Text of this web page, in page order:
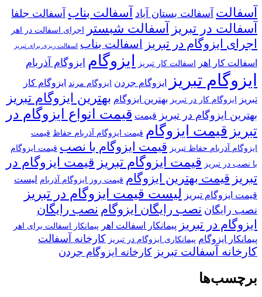
آسفالت آسفالت بستان آباد آسفالت بناب آسفالت جلفا
آسفالت در تبریز آسفالت شبستر اجرای اسفالت در اهر
اجرای ایزوگام در تبریز اسفالت بناب اسفالت ریزی برای تبریز
اسفالت کار اهر اسفالت کار تبریز ایزوگام ایزوگام آذربام
ایزوگام تبریز ایزوگام جردن ایزوگام مرند ایزوگام کار
تبریز ایزوگام کار در تبریز بهترین ایزوگام بهترین ایزوگام تبریز
بهترین ایزوگام در تبریز قیمت قیمت انواع ایزوگام در
تبریز قیمت ایزوگام قیمت ایزوگام آذربام حفاظ قیمت
ایزوگام آذربام حفاظ تبریز قیمت ایزوگام با نصب قیمت ایزوگام
با نصب در تبریز قیمت ایزوگام تبریز قیمت ایزوگام در
تبریز قیمت بهترین ایزوگام قیمت روز ایزوگام آذربام لیست
قیمت ایزوگام تبریز لیست قیمت ایزوگام در تبریز
نصب رایگان نصب رایگان ایزوگام نصب رایگان
ایزوگام در تبریز پیمانکار اسفالت اهر پیمانکار اسفالت برای اهر
پیمانکار ایزوگام پیمانکاری ایزوگام در تبریز کارخانه آسفالت
کارخانه آسفالت تبریز کارخانه ایزوگام جردن
برچسب‌ها